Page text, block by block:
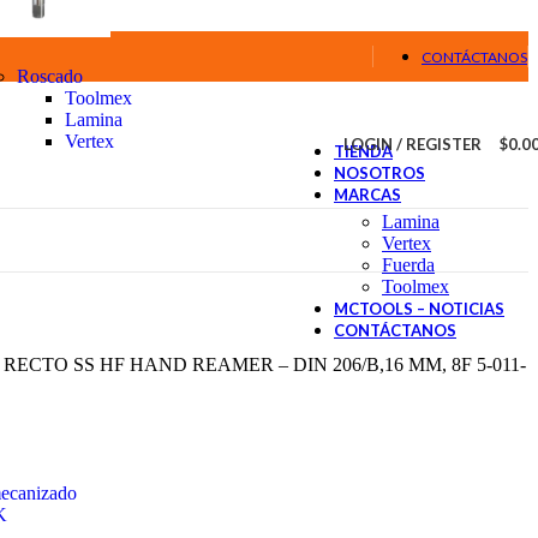
CONTÁCTANOS
LOGIN / REGISTER $
Roscado
Toolmex
Lamina
Vertex
TIENDA
NOSOTROS
MARCAS
Lamina
Vertex
Fuerda
Toolmex
MCTOOLS – NOTICIAS
CONTÁCTANOS
SS HF HAND REAMER – DIN 206/B,16 MM, 8F 5-011-